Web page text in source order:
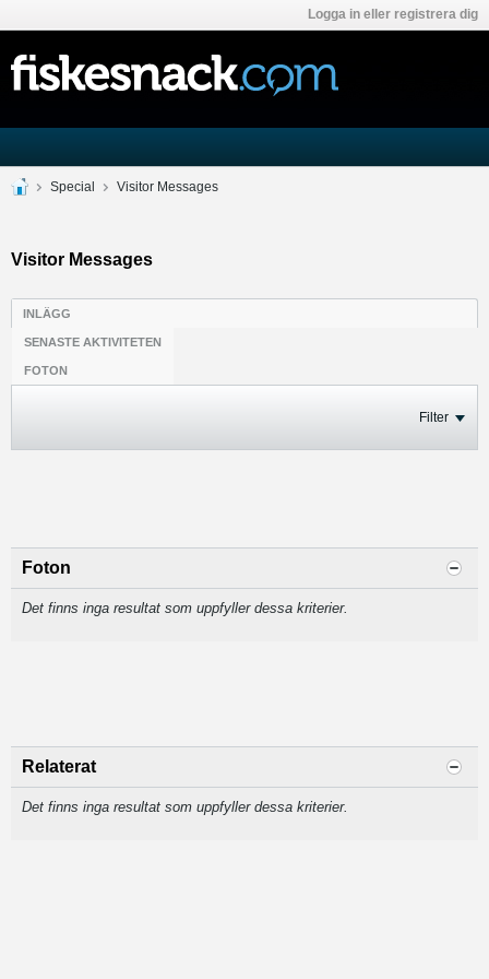
Logga in eller registrera dig
Special Visitor Messages
Visitor Messages
INLÄGG
SENASTE AKTIVITETEN
FOTON
Filter
Foton
Det finns inga resultat som uppfyller dessa kriterier.
Relaterat
Det finns inga resultat som uppfyller dessa kriterier.